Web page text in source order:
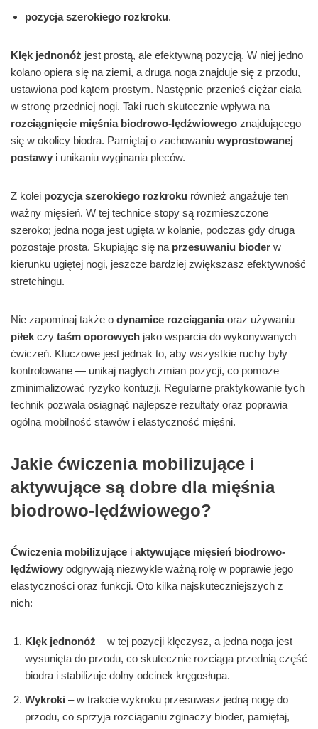
pozycja szerokiego rozkroku.
Klęk jednonóż jest prostą, ale efektywną pozycją. W niej jedno
kolano opiera się na ziemi, a druga noga znajduje się z przodu,
ustawiona pod kątem prostym. Następnie przenieś ciężar ciała
w stronę przedniej nogi. Taki ruch skutecznie wpływa na
rozciągnięcie mięśnia biodrowo-lędźwiowego znajdującego
się w okolicy biodra. Pamiętaj o zachowaniu wyprostowanej
postawy i unikaniu wyginania pleców.
Z kolei pozycja szerokiego rozkroku również angażuje ten
ważny mięsień. W tej technice stopy są rozmieszczone
szeroko; jedna noga jest ugięta w kolanie, podczas gdy druga
pozostaje prosta. Skupiając się na przesuwaniu bioder w
kierunku ugiętej nogi, jeszcze bardziej zwiększasz efektywność
stretchingu.
Nie zapominaj także o dynamice rozciąganiaoraz używaniu
piłek czy taśm oporowych jako wsparcia do wykonywanych
ćwiczeń. Kluczowe jest jednak to, aby wszystkie ruchy były
kontrolowane — unikaj nagłych zmian pozycji, co pomoże
zminimalizować ryzyko kontuzji. Regularne praktykowanie tych
technik pozwala osiągnąć najlepsze rezultaty oraz poprawia
ogólną mobilność stawów i elastyczność mięśni.
Jakie ćwiczenia mobilizujące i
aktywujące są dobre dla mięśnia
biodrowo-lędźwiowego?
Ćwiczenia mobilizujące i aktywujące mięsień biodrowo-
lędźwiowy odgrywają niezwykle ważną rolę w poprawie jego
elastyczności oraz funkcji. Oto kilka najskuteczniejszych z
nich:
Klęk jednonóż – w tej pozycji klęczysz, a jedna noga jest
wysunięta do przodu, co skutecznie rozciąga przednią część
biodra i stabilizuje dolny odcinek kręgosłupa.
Wykroki – w trakcie wykroku przesuwasz jedną nogę do
przodu, co sprzyja rozciąganiu zginaczy bioder, pamiętaj,